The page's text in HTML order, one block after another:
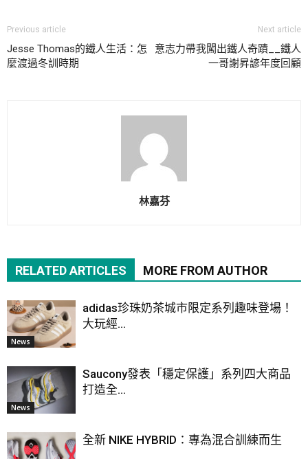
Previous article
Jesse Thomas的鐵人生活：怎
麼渡過冬訓時期
Next article
意志力帶我闖出鐵人奇蹟__鐵人
一哥謝昇諺年度回顧
林嘉芬
RELATED ARTICLES MORE FROM AUTHOR
News
adidas珍珠奶茶城市限定系列趣味登場！
大玩經...
News
Saucony發表「穩定保護」系列四大商品
打造全...
全新 NIKE HYBRID：專為混合訓練而生